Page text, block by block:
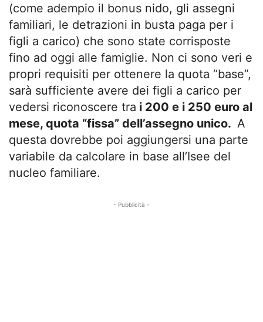
(come adempio il bonus nido, gli assegni
familiari, le detrazioni in busta paga per i
figli a carico) che sono state corrisposte
fino ad oggi alle famiglie. Non ci sono veri e
propri requisiti per ottenere la quota “base”,
sarà sufficiente avere dei figli a carico per
vedersi riconoscere tra i 200 e i 250 euro al
mese, quota “fissa” dell’assegno unico. A
questa dovrebbe poi aggiungersi una parte
variabile da calcolare in base all’Isee del
nucleo familiare.
- Pubblicità -